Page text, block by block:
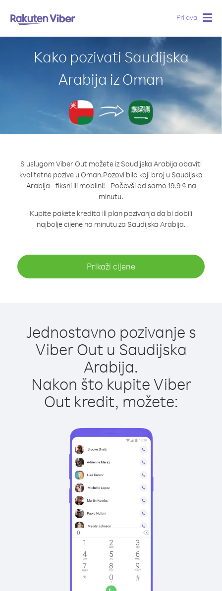
Prijava
Kako pozivati Saudijska
Arabija iz Oman
S uslugom Viber Out možete iz Saudijska Arabija obaviti
kvalitetne pozive u Oman.Pozovi bilo koji broj u Saudijska
Arabija - fiksni ili mobilni! - Počevši od samo 19.9 ¢ na
minutu.
Kupite pakete kredita ili plan pozivanja da bi dobili
najbolje cijene na minutu za Saudijska Arabija.
Prikaži cijene
Jednostavno pozivanje s
Viber Out u Saudijska
Arabija.
Nakon što kupite Viber
Out kredit, možete: